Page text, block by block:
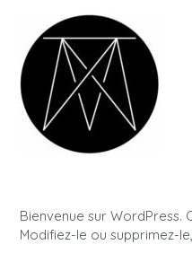
contenu
Bienvenue sur
Modifiez-le ou supprimez-